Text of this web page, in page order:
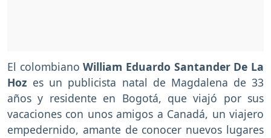
El colombiano William Eduardo Santander De La
Hoz es un publicista natal de Magdalena de 33
años y residente en Bogotá, que viajó por sus
vacaciones con unos amigos a Canadá, un viajero
empedernido, amante de conocer nuevos lugares